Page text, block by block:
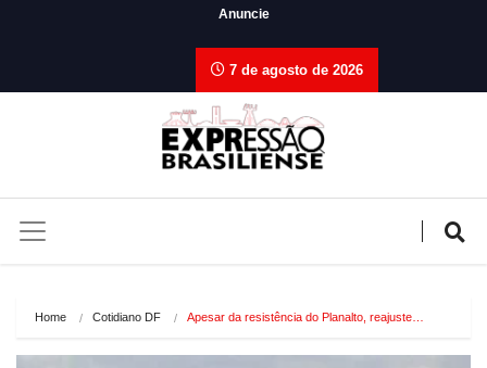
Anuncie
7 de agosto de 2026
Home Cotidiano DF Apesar da resistência do Planalto, reajuste…